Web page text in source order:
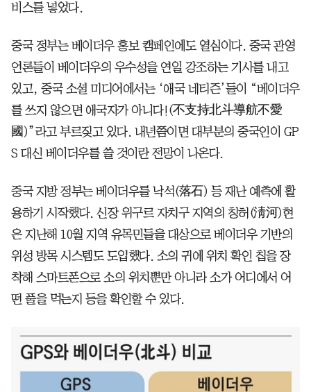
비스를 넣었다.
중국 정부는 베이더우 홍보 캠페인에도 열심이다. 중국 관영
언론들이 베이더우의 우수성을 연일 강조하는 기사를 내고
있고, 중국 소셜 미디어에서는 ‘애국 네티즌’들이 “베이더우
를 쓰지 않으면 애국자가 아니다!(不支持北斗導航不愛
國)”라고 부르짖고 있다. 내년쯤이면 대부분의 중국인이 GP
S 대신 베이더우를 쓸 것이란 전망이 나온다.
중국 지방 정부는 베이더우를 낙석(落石) 등 재난 예측에 활
용하기 시작했다. 신장 위구르 자치구 지역의 칭허(淸河)현
은 지난해 10월 지역 유목민들을 대상으로 베이더우 기반의
위성 방목 시스템도 도입했다. 소의 귀에 위치 확인 칩을 장
착해 스마트폰으로 소의 위치뿐만 아니라 소가 어디에서 어
떤 풀을 먹는지 등을 확인할 수 있다.